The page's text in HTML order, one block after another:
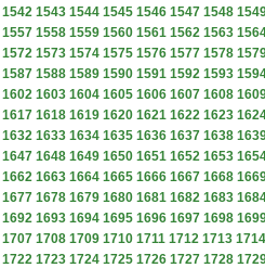
1542 1543 1544 1545 1546 1547 1548
1557 1558 1559 1560 1561 1562 1563
1572 1573 1574 1575 1576 1577 1578
1587 1588 1589 1590 1591 1592 1593
1602 1603 1604 1605 1606 1607 1608
1617 1618 1619 1620 1621 1622 1623
1632 1633 1634 1635 1636 1637 1638
1647 1648 1649 1650 1651 1652 1653
1662 1663 1664 1665 1666 1667 1668
1677 1678 1679 1680 1681 1682 1683
1692 1693 1694 1695 1696 1697 1698
1707 1708 1709 1710 1711 1712 1713 1714
1722 1723 1724 1725 1726 1727 1728